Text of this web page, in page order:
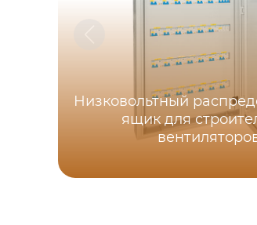
Низковольтный
ящик для